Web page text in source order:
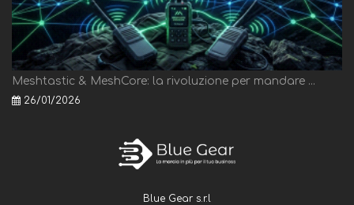
Meshtastic & MeshCore: la rivoluzione per mandare ...
26/01/2026
Blue Gear s.r.l